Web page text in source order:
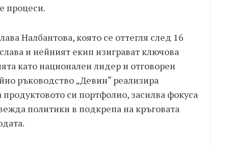
процеси.
Налбантова, която се оттегля след 16
и нейният екип изиграват ключова
като национален лидер и отговорен
ръководство „Девин“ реализира
си портфолио, засилва фокуса
политики в подкрепа на кръговата